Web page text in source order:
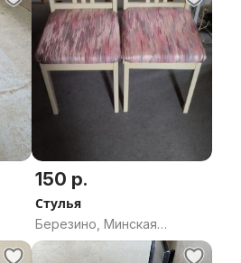
150 р.
Стулья
Березино, Минская
область